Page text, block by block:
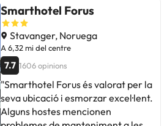
bars propers i problemes de neteja
a les habitacions. Ideal per a
viatgers que busquen descansar i
explorar la ciutat, sense grans
expectatives de luxe. En resum, una
opció bàsica i convenient per a
estades curtes."
Smarthotel Forus
Stavanger, Noruega
A 6,32 mi del centre
7.7 1606 opinions
"Smarthotel Forus és valorat per la
seva ubicació i esmorzar excel·lent.
Alguns hostes mencionen